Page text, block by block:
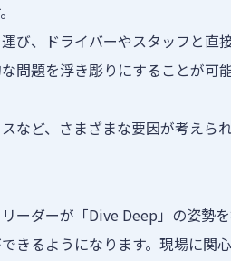
び、ドライバーやスタッフと直
問題を浮き彫りにすることが可
など、さまざまな要因が考えられ
ーダーが「Dive Deep」の姿勢
きるようになります。現場に関